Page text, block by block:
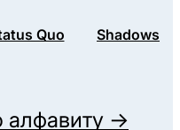
Quo Shadows
алфавиту →